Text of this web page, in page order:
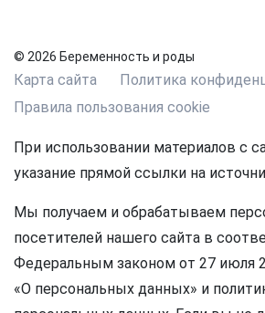
© 2026 Беременность и роды
Карта сайта
Политика
Правила пользования cookie
При использовании материалов с
указание прямой ссылки на
Мы получаем и обрабатываем
посетителей нашего сайта в
Федеральным законом от 27 июля
«О персональных данных» и